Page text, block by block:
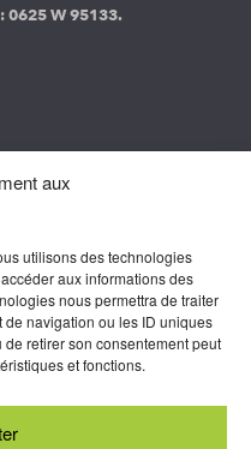
aux
utilisons des technologies
aux informations des
nous permettra de traiter
navigation ou les ID uniques
retirer son consentement peut
et fonctions.
0625 W 95133.